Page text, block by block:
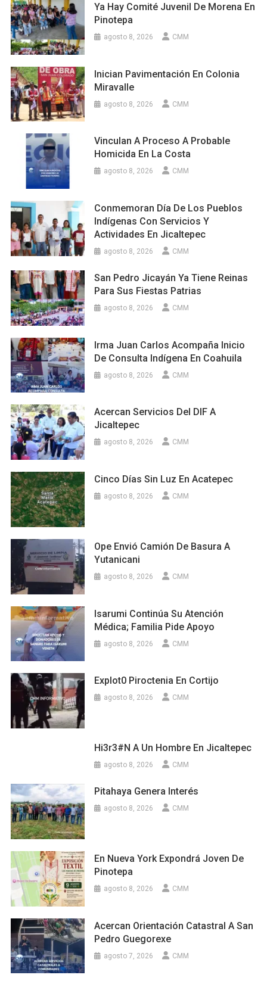
Ya Hay Comité Juvenil De Morena En
Pinotepa
agosto 8, 2026 CMM
Inician Pavimentación En Colonia
Miravalle
agosto 8, 2026 CMM
Vinculan A Proceso A Probable
Homicida En La Costa
agosto 8, 2026 CMM
Conmemoran Día De Los Pueblos
Indígenas Con Servicios Y
Actividades En Jicaltepec
agosto 8, 2026 CMM
San Pedro Jicayán Ya Tiene Reinas
Para Sus Fiestas Patrias
agosto 8, 2026 CMM
Irma Juan Carlos Acompaña Inicio
De Consulta Indígena En Coahuila
agosto 8, 2026 CMM
Acercan Servicios Del DIF A
Jicaltepec
agosto 8, 2026 CMM
Cinco Días Sin Luz En Acatepec
agosto 8, 2026 CMM
Ope Envió Camión De Basura A
Yutanicani
agosto 8, 2026 CMM
Isarumi Continúa Su Atención
Médica; Familia Pide Apoyo
agosto 8, 2026 CMM
Explot0 Piroctenia En Cortijo
agosto 8, 2026 CMM
Hi3r3#n A Un Hombre En Jicaltepec
agosto 8, 2026 CMM
Pitahaya Genera Interés
agosto 8, 2026 CMM
En Nueva York Expondrá Joven De
Pinotepa
agosto 8, 2026 CMM
Acercan Orientación Catastral A San
Pedro Guegorexe
agosto 7, 2026 CMM